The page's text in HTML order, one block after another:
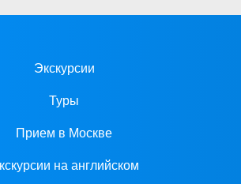
Экскурсии
Туры
Прием в Москве
на английском